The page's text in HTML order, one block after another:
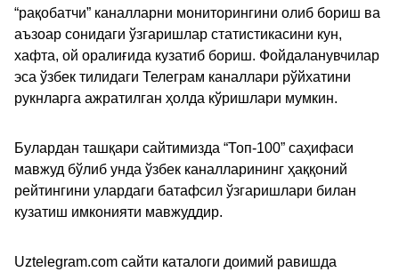
“рақобатчи” каналларни мониторингини олиб бориш ва
аъзоар сонидаги ўзгаришлар статистикасини кун,
хафта, ой оралиғида кузатиб бориш. Фойдаланувчилар
эса ўзбек тилидаги Телеграм каналлари рўйхатини
рукнларга ажратилган ҳолда кўришлари мумкин.
Булардан ташқари сайтимизда “Топ-100” саҳифаси
мавжуд бўлиб унда ўзбек каналларининг ҳаққоний
рейтингини улардаги батафсил ўзгаришлари билан
кузатиш имконияти мавжуддир.
Uztelegram.com сайти каталоги доимий равишда